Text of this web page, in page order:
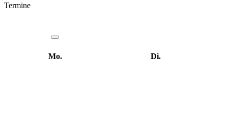
Termine
Mo. Di.